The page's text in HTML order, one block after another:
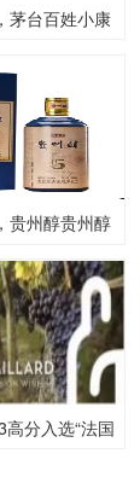
茅台百姓小康
贵州醇贵州醇
分入选“法国